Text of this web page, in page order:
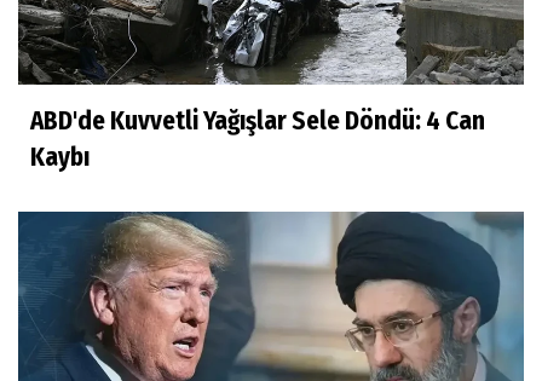
ABD'de Kuvvetli Yağışlar Sele Döndü: 4 Can
Kaybı